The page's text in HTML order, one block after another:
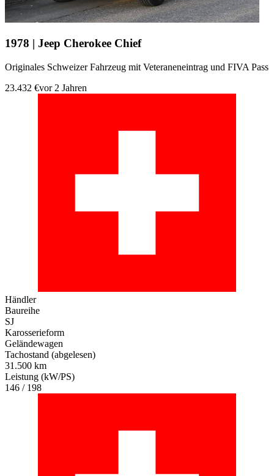
1978 | Jeep Cherokee Chief
Originales Schweizer Fahrzeug mit Veteraneneintrag und FIVA Pass
23.432 €vor 2 Jahren
Händler
Baureihe
SJ
Karosserieform
Geländewagen
Tachostand (abgelesen)
31.500 km
Leistung (kW/PS)
146 / 198